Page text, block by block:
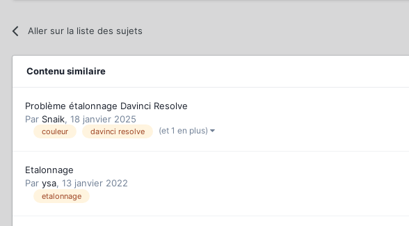
Aller sur la liste des sujets
Contenu similaire
Problème étalonnage Davinci Resolve
Par Snaik, 18 janvier 2025
couleur davinci resolve (et 1 en plus)
Etalonnage
Par ysa, 13 janvier 2022
etalonnage